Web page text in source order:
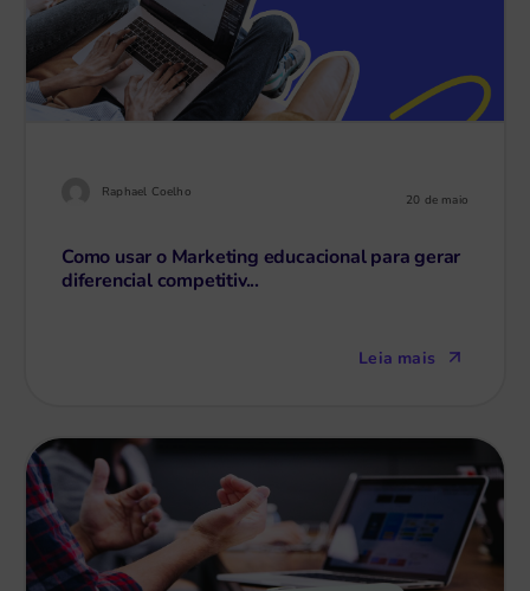
Raphael Coelho 20 de maio
Como usar o Marketing educacional para gerar
diferencial competitiv...
Leia mais